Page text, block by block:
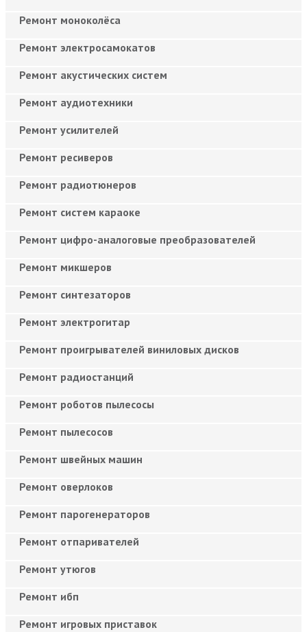
Ремонт моноколёса
Ремонт электросамокатов
Ремонт акустических систем
Ремонт аудиотехники
Ремонт усилителей
Ремонт ресиверов
Ремонт радиотюнеров
Ремонт систем караоке
Ремонт цифро-аналоговые преобразователей
Ремонт микшеров
Ремонт синтезаторов
Ремонт электрогитар
Ремонт проигрывателей виниловых дисков
Ремонт радиостанций
Ремонт роботов пылесосы
Ремонт пылесосов
Ремонт швейных машин
Ремонт оверлоков
Ремонт парогенераторов
Ремонт отпаривателей
Ремонт утюгов
Ремонт ибп
Ремонт игровых приставок